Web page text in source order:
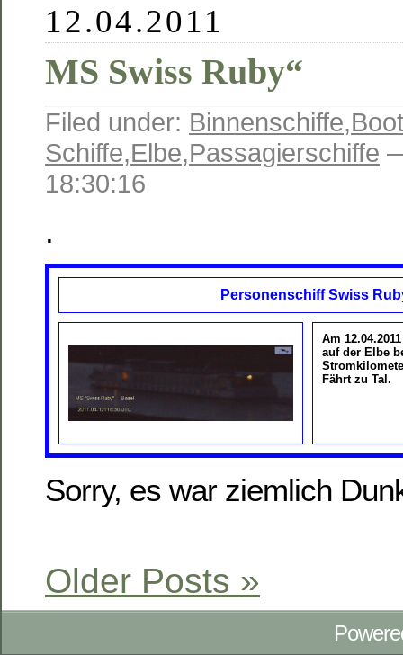
12.04.2011
MS Swiss Ruby“
Filed under: Binnenschiffe,
Schiffe,Elbe,Passagierschiffe
18:30:16
.
Personenschiff Swiss
Am
auf der Elbe
Fährt zu Tal.
Sorry, es war ziemlich
Older Posts »